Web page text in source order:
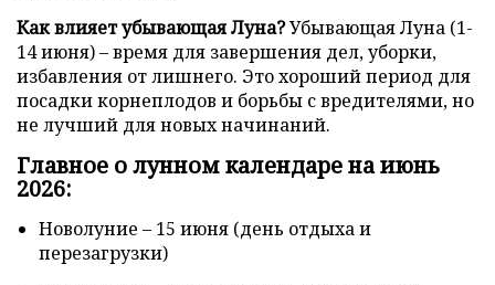
Как влияет убывающая Луна?Убывающая Луна (1-
14 июня) – время для завершения дел, уборки,
избавления от лишнего. Это хороший период для
посадки корнеплодов и борьбы с вредителями, но
не лучший для новых начинаний.
Главное о лунном календаре на июнь
2026:
Новолуние – 15 июня (день отдыха и
перезагрузки)